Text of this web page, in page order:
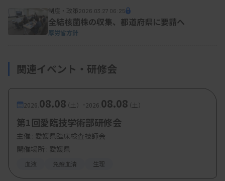
制度・政策2026.03.27 06:25
全結核菌株の収集、都道府県に要請へ
厚労省方針
関連イベント・研修会
2026. 08.08（土） -2026. 08.08（土）
第1回愛臨技学術部研修会
主催 : 愛媛県臨床検査技師会
開催場所 : 愛媛県
血液 免疫血清 生理